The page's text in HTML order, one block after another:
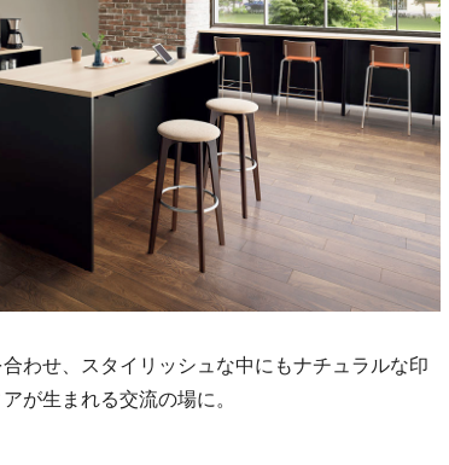
わせ、スタイリッシュな中にもナチュラルな印
が生まれる交流の場に。